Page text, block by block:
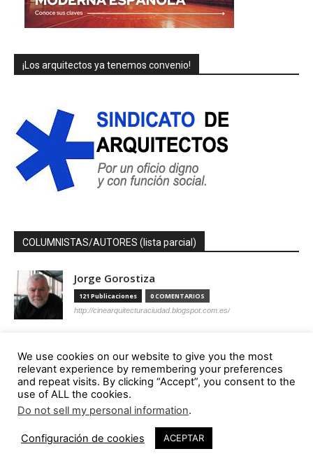
¡Los arquitectos ya tenemos convenio!
COLUMNISTAS/AUTORES (lista parcial)
Jorge Gorostiza
121 Publicaciones 0 COMENTARIOS
http://cinearquitecturaciudad.blogspot.com.es/
113 Publicaciones 0 COMENTARIOS
https://axonometrica.wordpress.com/
José Ramón Hernández Correa
http://arquitectamoslocos.blogspot.com.es/
We use cookies on our website to give you the most
relevant experience by remembering your preferences
and repeat visits. By clicking “Accept”, you consent to the
use of ALL the cookies.
Do not sell my personal information.
Configuración de cookies ACEPTAR